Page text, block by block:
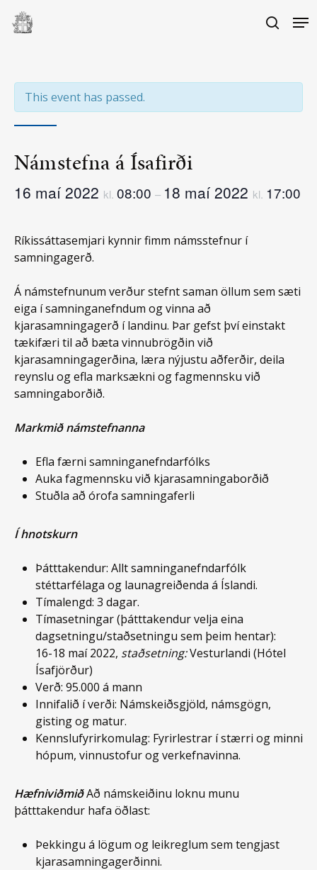
Skip
search
This event has passed.
Námstefna á Ísafirði
16 maí 2022 kl. 08:00 – 18 maí 2022 kl. 17:00
Ríkissáttasemjari kynnir fimm námsstefnur í
samningagerð.
Á námstefnunum verður stefnt saman öllum sem sæti
eiga í samninganefndum og vinna að
kjarasamningagerð í landinu. Þar gefst því einstakt
tækifæri til að bæta vinnubrögðin við
kjarasamningagerðina, læra nýjustu aðferðir, deila
reynslu og efla marksækni og fagmennsku við
samningaborðið.
Markmið námstefnanna
Efla færni samninganefndarfólks
Auka fagmennsku við kjarasamningaborðið
Stuðla að órofa samningaferli
Í hnotskurn
Þátttakendur: Allt samninganefndarfólk
stéttarfélaga og launagreiðenda á Íslandi.
Tímalengd: 3 dagar.
Tímasetningar (þátttakendur velja eina
dagsetningu/staðsetningu sem þeim hentar):
16-18 maí 2022, staðsetning:Vesturlandi (Hótel
Ísafjörður)
Verð: 95.000 á mann
Innifalið í verði: Námskeiðsgjöld, námsgögn,
gisting og matur.
Kennslufyrirkomulag: Fyrirlestrar í stærri og minni
hópum, vinnustofur og verkefnavinna.
HæfniviðmiðAð námskeiðinu loknu munu
þátttakendur hafa öðlast:
Þekkingu á lögum og leikreglum sem tengjast
kjarasamningagerðinni.